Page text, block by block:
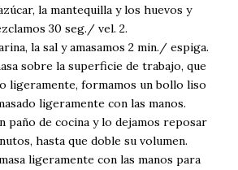
la mantequilla y los huevos y
30 seg./ vel. 2.
la sal y amasamos 2 min./ espiga.
sobre la superficie de trabajo, que
ligeramente, formamos un bollo liso
ligeramente con las manos.
paño de cocina y lo dejamos reposar
hasta que doble su volumen.
ligeramente con las manos para